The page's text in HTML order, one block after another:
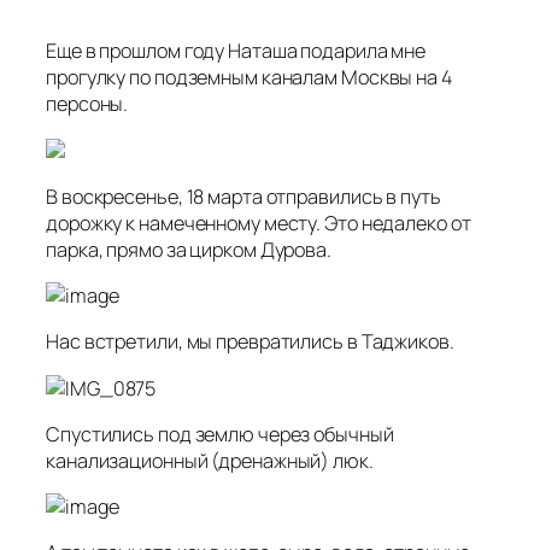
Еще в прошлом году Наташа подарила мне
прогулку по подземным каналам Москвы на 4
персоны.
В воскресенье, 18 марта отправились в путь
дорожку к намеченному месту. Это недалеко от
парка, прямо за цирком Дурова.
Нас встретили, мы превратились в Таджиков.
Спустились под землю через обычный
канализационный (дренажный) люк.